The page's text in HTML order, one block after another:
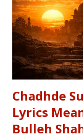
Chadhde
Lyrics
Bulleh